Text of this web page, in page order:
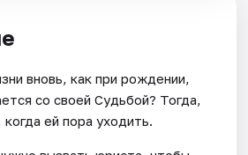
вновь, как при рождении,
со своей Судьбой? Тогда,
ей пора уходить.